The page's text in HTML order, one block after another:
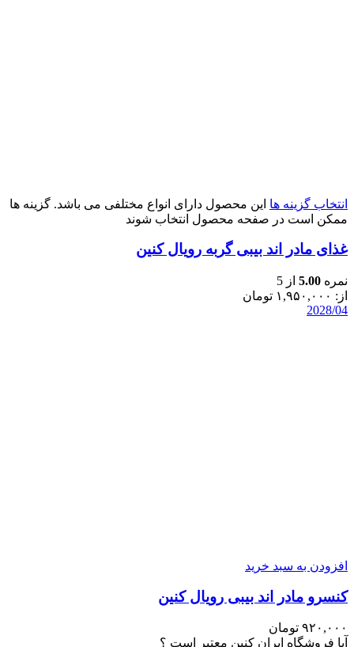
انتخاب گزینه ها این محصول دارای انواع مختلفی می باشد. گزینه ها
ممکن است در صفحه محصول انتخاب شوند
غذای مادر اند بیبی گربه رویال کنین
نمره 5.00 از 5
از: ۱,۹۵۰,۰۰۰ تومان
2028/04
افزودن به سبد خرید
کنسرو مادر اند بیبی رویال کنین
۹۲۰,۰۰۰ تومان
آیا فروشگاه ایران کنین معتبر است ؟